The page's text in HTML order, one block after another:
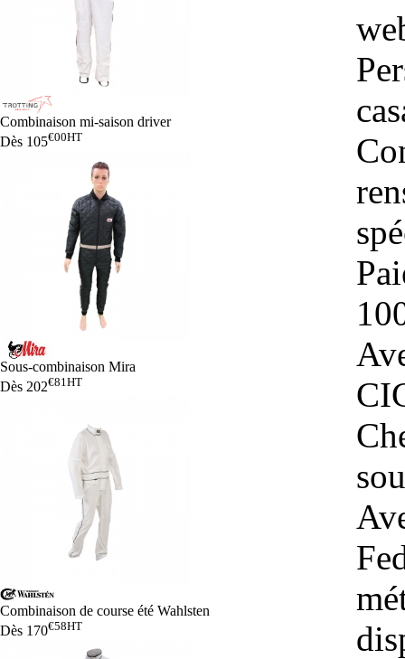
Combinaison mi-saison driver
Dès 105€00HT
Sous-combinaison Mira
Dès 202€81 HT
Combinaison de course été Wahlsten
Dès 170€58HT